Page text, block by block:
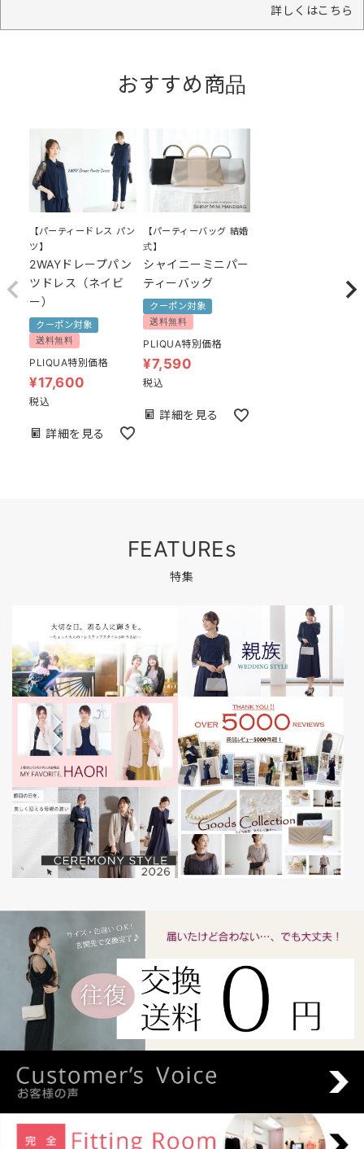
詳しくはこちら
おすすめ商品
【パーティードレス パン
ツ】
2WAYドレープパン
ツドレス（ネイビ
ー）
クーポン対象
送料無料
PLIQUA特別価格
¥17,600
税込
詳細を見る
【パーティーバッグ 結婚
式】
シャイニーミニパー
ティーバッグ
クーポン対象
送料無料
PLIQUA特別価格
¥7,590
税込
詳細を見る
FEATUREs
特集